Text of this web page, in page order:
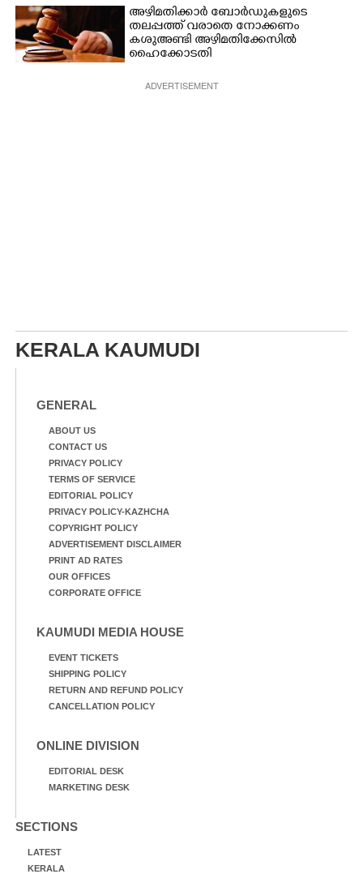
അഴിമതിക്കാർ ബോർഡുകളുടെ
തലപ്പത്ത് വരാതെ നോക്കണം
കശുഅണ്ടി അഴിമതിക്കേസിൽ
ഹൈക്കോടതി
ADVERTISEMENT
KERALA KAUMUDI
GENERAL
ABOUT US
CONTACT US
PRIVACY POLICY
TERMS OF SERVICE
EDITORIAL POLICY
PRIVACY POLICY-KAZHCHA
COPYRIGHT POLICY
ADVERTISEMENT DISCLAIMER
PRINT AD RATES
OUR OFFICES
CORPORATE OFFICE
KAUMUDI MEDIA HOUSE
EVENT TICKETS
SHIPPING POLICY
RETURN AND REFUND POLICY
CANCELLATION POLICY
ONLINE DIVISION
EDITORIAL DESK
MARKETING DESK
SECTIONS
LATEST
KERALA